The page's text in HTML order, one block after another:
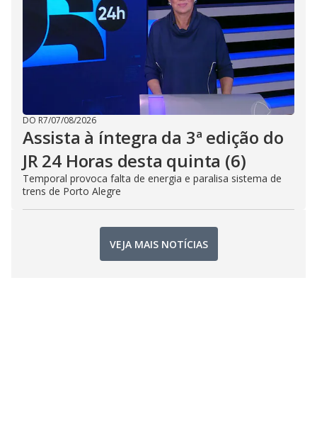
DO R7/07/08/2026
Assista à íntegra da 3ª edição do
JR 24 Horas desta quinta (6)
Temporal provoca falta de energia e paralisa sistema de
trens de Porto Alegre
VEJA MAIS NOTÍCIAS